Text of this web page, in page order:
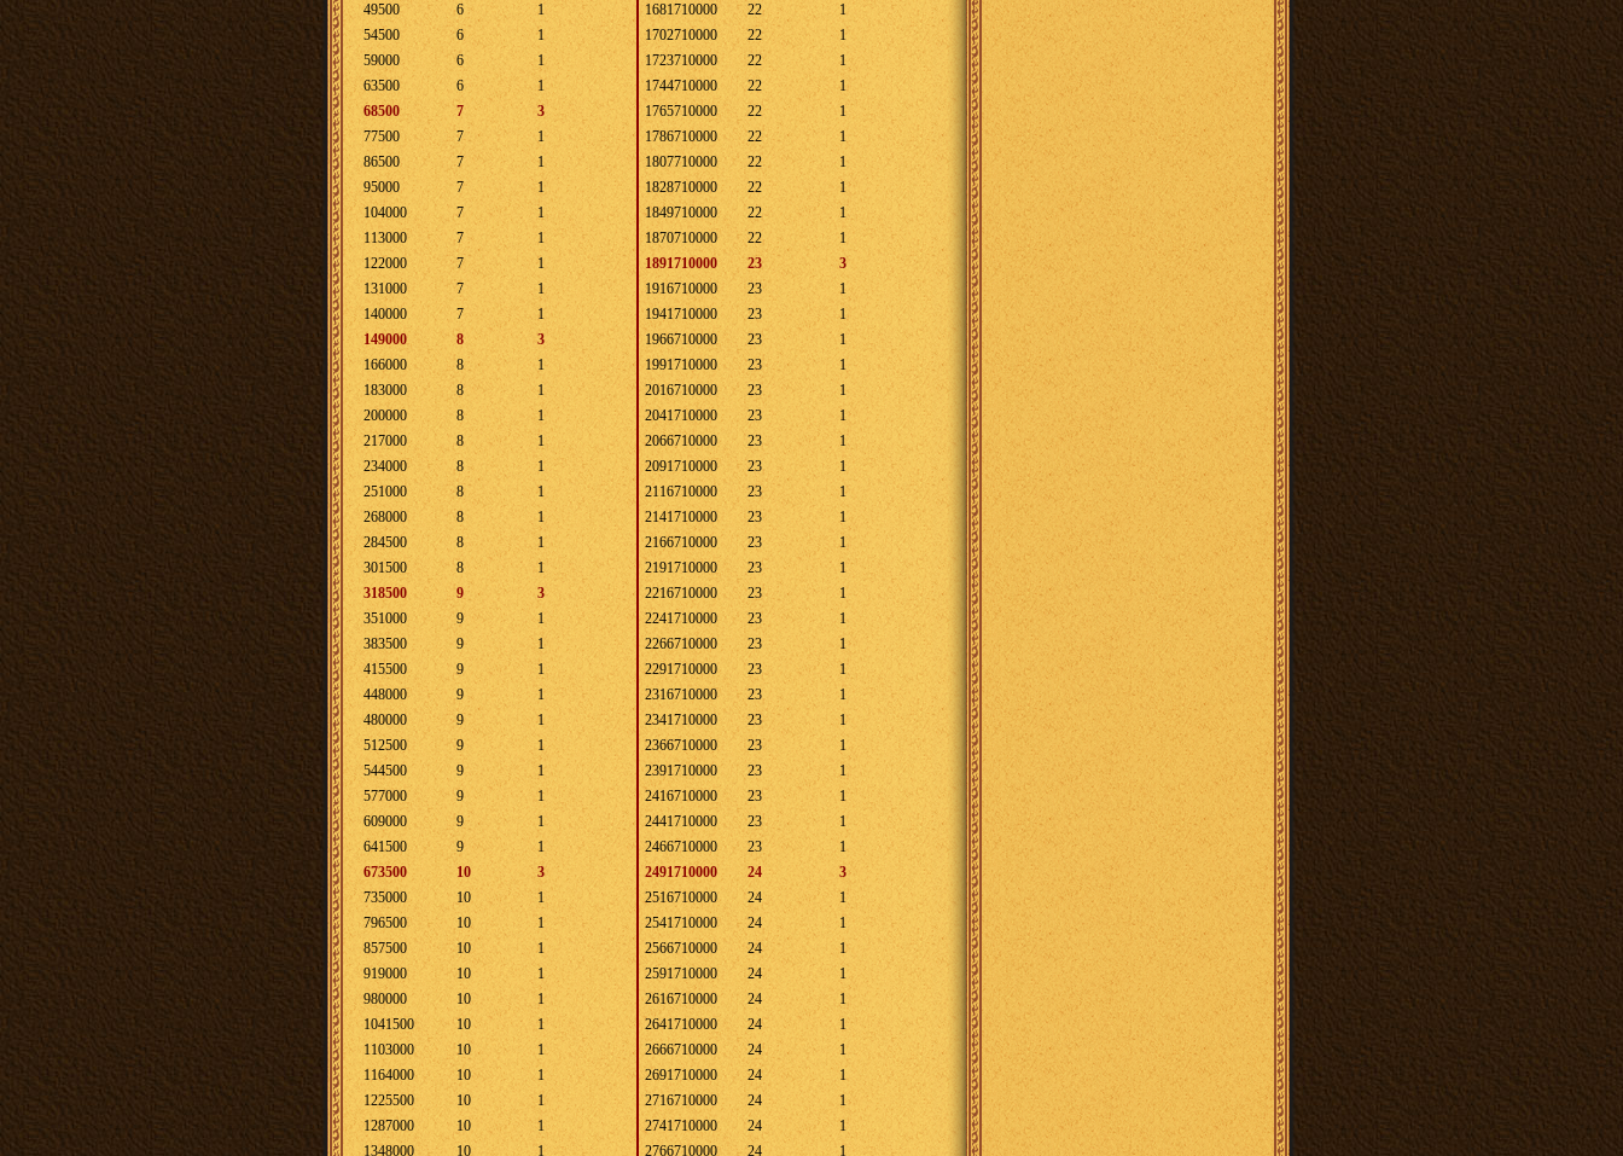
49500
6
1
54500
6
1
59000
6
1
63500
6
1
68500
7
3
77500
7
1
86500
7
1
95000
7
1
104000
7
1
113000
7
1
122000
7
1
131000
7
1
140000
7
1
149000
8
3
166000
8
1
183000
8
1
200000
8
1
217000
8
1
234000
8
1
251000
8
1
268000
8
1
284500
8
1
301500
8
1
318500
9
3
351000
9
1
383500
9
1
415500
9
1
448000
9
1
480000
9
1
512500
9
1
544500
9
1
577000
9
1
609000
9
1
641500
9
1
673500
10
3
735000
10
1
796500
10
1
857500
10
1
919000
10
1
980000
10
1
1041500
10
1
1103000
10
1
1164000
10
1
1225500
10
1
1287000
10
1
1348000
10
1
1681710000
22
1
1702710000
22
1
1723710000
22
1
1744710000
22
1
1765710000
22
1
1786710000
22
1
1807710000
22
1
1828710000
22
1
1849710000
22
1
1870710000
22
1
1891710000
23
3
1916710000
23
1
1941710000
23
1
1966710000
23
1
1991710000
23
1
2016710000
23
1
2041710000
23
1
2066710000
23
1
2091710000
23
1
2116710000
23
1
2141710000
23
1
2166710000
23
1
2191710000
23
1
2216710000
23
1
2241710000
23
1
2266710000
23
1
2291710000
23
1
2316710000
23
1
2341710000
23
1
2366710000
23
1
2391710000
23
1
2416710000
23
1
2441710000
23
1
2466710000
23
1
2491710000
24
3
2516710000
24
1
2541710000
24
1
2566710000
24
1
2591710000
24
1
2616710000
24
1
2641710000
24
1
2666710000
24
1
2691710000
24
1
2716710000
24
1
2741710000
24
1
2766710000
24
1